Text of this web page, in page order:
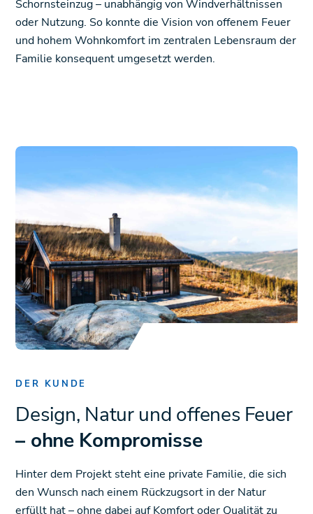
Schornsteinzug – unabhängig von Windverhältnissen
oder Nutzung. So konnte die Vision von offenem Feuer
und hohem Wohnkomfort im zentralen Lebensraum der
Familie konsequent umgesetzt werden.
DER KUNDE
Design, Natur und offenes Feuer
– ohne Kompromisse
Hinter dem Projekt steht eine private Familie, die sich
den Wunsch nach einem Rückzugsort in der Natur
erfüllt hat – ohne dabei auf Komfort oder Qualität zu